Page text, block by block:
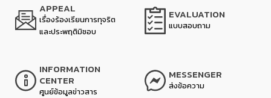
APPEAL
เรื่องร้องเรียนการทุจริต
และประพฤติมิชอบ
EVALUATION
แบบสอบถาม
INFORMATION
CENTER
ศูนย์ข้อมูลข่าวสาร
MESSENGER
ส่งข้อความ